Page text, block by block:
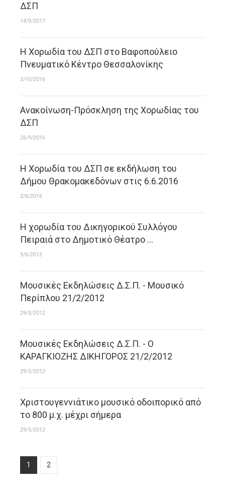
ΔΣΠ
14/9/2017
Η Χορωδία του ΔΣΠ στο Βαφοπούλειο
Πνευματικό Κέντρο Θεσσαλονίκης
3/10/2016
Ανακοίνωση-Πρόσκληση της Χορωδίας του
ΔΣΠ
26/9/2016
H Χορωδία του ΔΣΠ σε εκδήλωση του
Δήμου Θρακομακεδόνων στις 6.6.2016
2/6/2016
Η χορωδία του Δικηγορικού Συλλόγου
Πειραιά στο Δημοτικό Θέατρο …
9/6/2015
Μουσικές Εκδηλώσεις Δ.Σ.Π. - Μουσικό
Περίπλου 21/2/2012
29/5/2012
Μουσικές Εκδηλώσεις Δ.Σ.Π. - Ο
ΚΑΡΑΓΚΙΟΖΗΣ ΔΙΚΗΓΟΡΟΣ 21/2/2012
29/5/2012
Χριστουγεννιάτικο μουσικό οδοιπορικό από
το 800 μ.χ. μέχρι σήμερα
29/5/2012
1 2